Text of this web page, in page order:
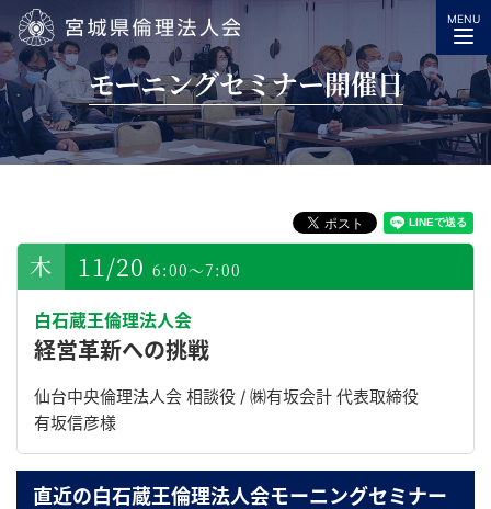
宮城県倫理法人会
MENU
モーニングセミナー開催日
11/20 6:00～7:00
白石蔵王倫理法人会
経営革新への挑戦
仙台中央倫理法人会 相談役 / ㈱有坂会計 代表取締役
有坂信彦様
直近の白石蔵王倫理法人会モーニングセミナー